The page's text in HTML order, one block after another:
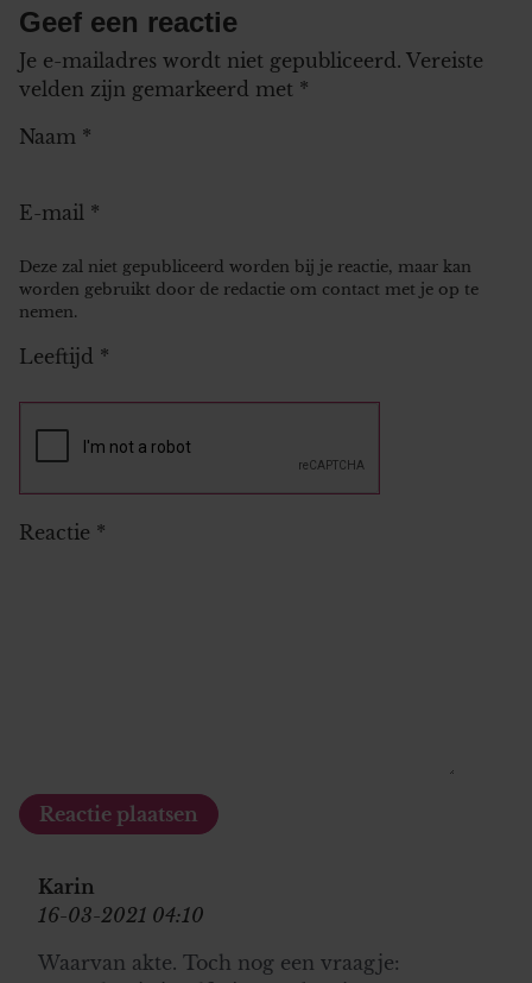
Geef een reactie
Je e-mailadres wordt niet gepubliceerd. Vereiste
velden zijn gemarkeerd met *
Naam *
E-mail *
Deze zal niet gepubliceerd worden bij je reactie, maar kan
worden gebruikt door de redactie om contact met je op te
nemen.
Leeftijd *
Reactie *
Karin
16-03-2021 04:10
Waarvan akte. Toch nog een vraagje: